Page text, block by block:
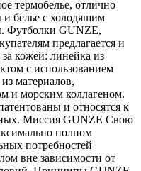
термобелье, отлично
белье с холодящим
Футболки GUNZE,
предлагается и
кожей: линейка из
с использованием
материалов,
и морским коллагеном.
и относятся к
Миссия GUNZE Свою
полном
потребностей
вне зависимости от